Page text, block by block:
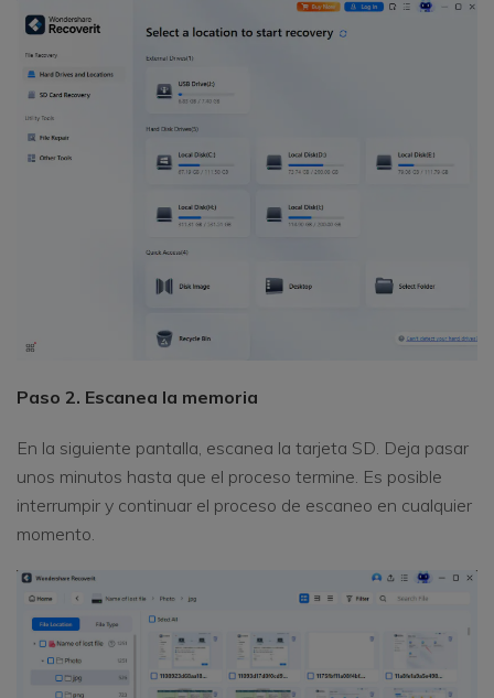
Paso 2. Escanea la memoria
En la siguiente pantalla, escanea la tarjeta SD. Deja pasar
unos minutos hasta que el proceso termine. Es posible
interrumpir y continuar el proceso de escaneo en cualquier
momento.